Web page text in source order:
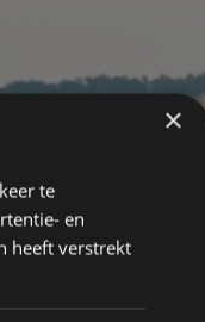
×
te
en
heeft verstrekt